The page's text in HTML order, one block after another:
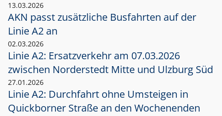
13.03.2026
AKN passt zusätzliche Busfahrten auf der
Linie A2 an
02.03.2026
Linie A2: Ersatzverkehr am 07.03.2026
zwischen Norderstedt Mitte und Ulzburg Süd
27.01.2026
Linie A2: Durchfahrt ohne Umsteigen in
Quickborner Straße an den Wochenenden